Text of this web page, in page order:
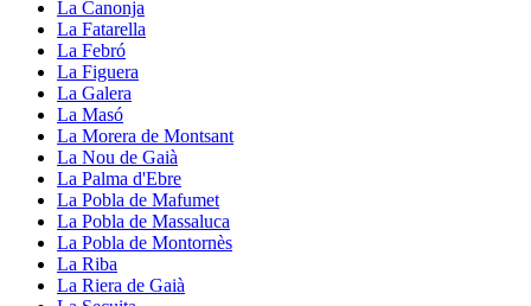
La Canonja
La Fatarella
La Febró
La Figuera
La Galera
La Masó
La Morera de Montsant
La Nou de Gaià
La Palma d'Ebre
La Pobla de Mafumet
La Pobla de Massaluca
La Pobla de Montornès
La Riba
La Riera de Gaià